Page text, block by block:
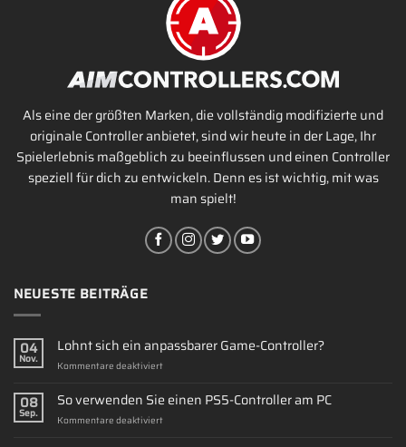
Als eine der größten Marken, die vollständig modifizierte und
originale Controller anbietet, sind wir heute in der Lage, Ihr
Spielerlebnis maßgeblich zu beeinflussen und einen Controller
speziell für dich zu entwickeln. Denn es ist wichtig, mit was
man spielt!
NEUESTE BEITRÄGE
04
Nov.
Lohnt sich ein anpassbarer Game-Controller?
Kommentare deaktiviertfür
sich
ein
anpassbarer
08
Sep.
So verwenden Sie einen PS5-Controller am PC
Kommentare deaktiviertfür